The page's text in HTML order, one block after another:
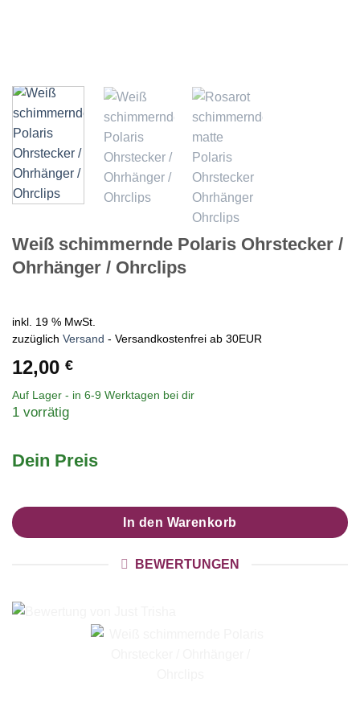
Weiß schimmernde Polaris Ohrstecker /
Ohrhänger / Ohrclips
inkl. 19 % MwSt.
zuzüglich Versand - Versandkostenfrei ab 30EUR
12,00 €
Auf Lager - in 6-9 Werktagen bei dir
1 vorrätig
Dein Preis
In den Warenkorb
BEWERTUNGEN